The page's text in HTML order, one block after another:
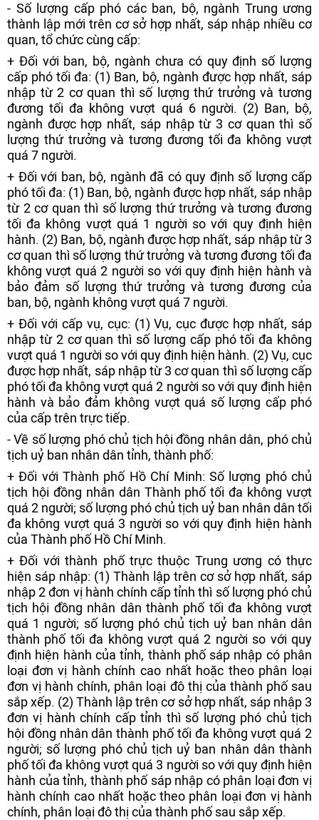
- Số lượng cấp phó các ban, bộ, ngành Trung ương
thành lập mới trên cơ sở hợp nhất, sáp nhập nhiều cơ
quan, tổ chức cùng cấp:
+ Đối với ban, bộ, ngành chưa có quy định số lượng
cấp phó tối đa: (1) Ban, bộ, ngành được hợp nhất, sáp
nhập từ 2 cơ quan thì số lượng thứ trưởng và tương
đương tối đa không vượt quá 6 người. (2) Ban, bộ,
ngành được hợp nhất, sáp nhập từ 3 cơ quan thì số
lượng thứ trưởng và tương đương tối đa không vượt
quá 7 người.
+ Đối với ban, bộ, ngành đã có quy định số lượng cấp
phó tối đa: (1) Ban, bộ, ngành được hợp nhất, sáp nhập
từ 2 cơ quan thì số lượng thứ trưởng và tương đương
tối đa không vượt quá 1 người so với quy định hiện
hành. (2) Ban, bộ, ngành được hợp nhất, sáp nhập từ 3
cơ quan thì số lượng thứ trưởng và tương đương tối đa
không vượt quá 2 người so với quy định hiện hành và
bảo đảm số lượng thứ trưởng và tương đương của
ban, bộ, ngành không vượt quá 7 người.
+ Đối với cấp vụ, cục: (1) Vụ, cục được hợp nhất, sáp
nhập từ 2 cơ quan thì số lượng cấp phó tối đa không
vượt quá 1 người so với quy định hiện hành. (2) Vụ, cục
được hợp nhất, sáp nhập từ 3 cơ quan thì số lượng cấp
phó tối đa không vượt quá 2 người so với quy định hiện
hành và bảo đảm không vượt quá số lượng cấp phó
của cấp trên trực tiếp.
- Về số lượng phó chủ tịch hội đồng nhân dân, phó chủ
tịch uỷ ban nhân dân tỉnh, thành phố:
+ Đối với Thành phố Hồ Chí Minh: Số lượng phó chủ
tịch hội đồng nhân dân Thành phố tối đa không vượt
quá 2 người; số lượng phó chủ tịch uỷ ban nhân dân tối
đa không vượt quá 3 người so với quy định hiện hành
của Thành phố Hồ Chí Minh.
+ Đối với thành phố trực thuộc Trung ương có thực
hiện sáp nhập: (1) Thành lập trên cơ sở hợp nhất, sáp
nhập 2 đơn vị hành chính cấp tỉnh thì số lượng phó chủ
tịch hội đồng nhân dân thành phố tối đa không vượt
quá 1 người; số lượng phó chủ tịch uỷ ban nhân dân
thành phố tối đa không vượt quá 2 người so với quy
định hiện hành của tỉnh, thành phố sáp nhập có phân
loại đơn vị hành chính cao nhất hoặc theo phân loại
đơn vị hành chính, phân loại đô thị của thành phố sau
sắp xếp. (2) Thành lập trên cơ sở hợp nhất, sáp nhập 3
đơn vị hành chính cấp tỉnh thì số lượng phó chủ tịch
hội đồng nhân dân thành phố tối đa không vượt quá 2
người; số lượng phó chủ tịch uỷ ban nhân dân thành
phố tối đa không vượt quá 3 người so với quy định hiện
hành của tỉnh, thành phố sáp nhập có phân loại đơn vị
hành chính cao nhất hoặc theo phân loại đơn vị hành
chính, phân loại đô thị của thành phố sau sắp xếp.